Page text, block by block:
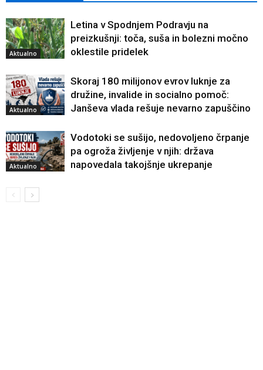
Aktualno
Letina v Spodnjem Podravju na
preizkušnji: toča, suša in bolezni močno
oklestile pridelek
Aktualno
Skoraj 180 milijonov evrov luknje za
družine, invalide in socialno pomoč:
Janševa vlada rešuje nevarno zapuščino
Aktualno
Vodotoki se sušijo, nedovoljeno črpanje
pa ogroža življenje v njih: država
napovedala takojšnje ukrepanje